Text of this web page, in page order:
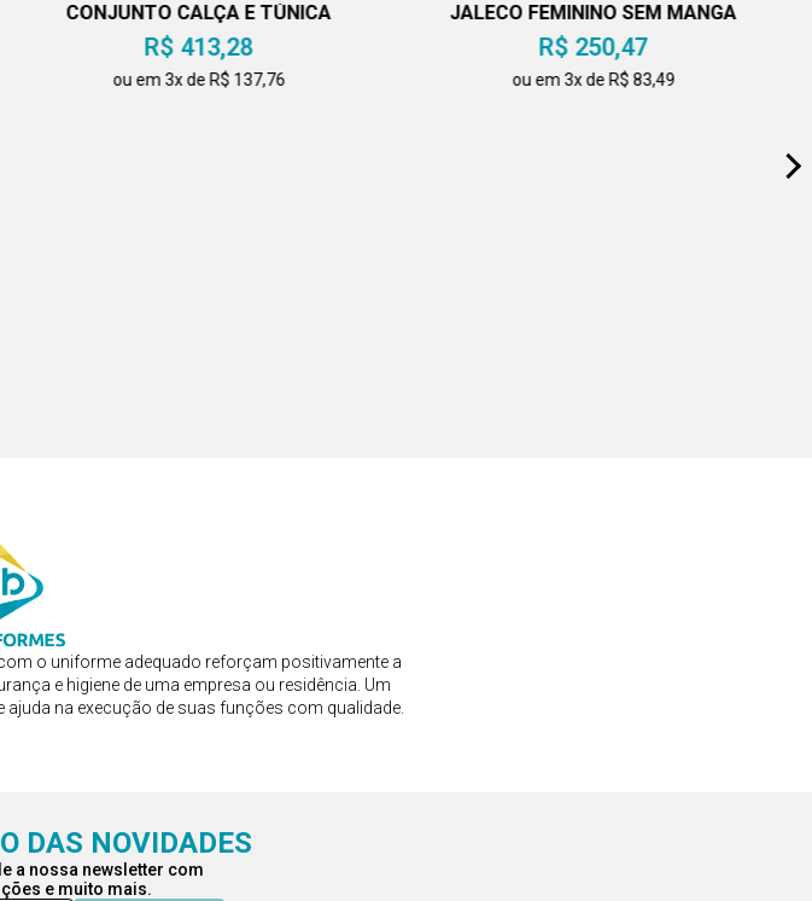
CONJUNTO CALÇA E TÚNICA
R$ 413,28
ou em 3x de R$ 137,76
JALECO FEMININO SEM MANGA
R$ 250,47
ou em 3x de R$ 83,49
o uniforme adequado reforçam positivamente a
e higiene de uma empresa ou residência. Um
na execução de suas funções com qualidade.
DAS NOVIDADES
a nossa newsletter com
e muito mais.